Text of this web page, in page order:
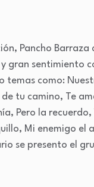
Pancho Barraza
gran sentimiento
temas como:
tu camino, Te
Pero la
Mi enemigo el
se presento el